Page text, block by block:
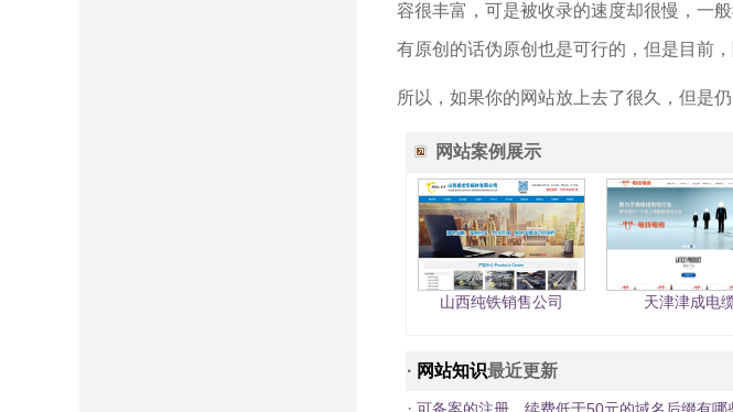
容很丰富，可是被收录的速度却很慢，一
有原创的话伪原创也是可行的，但是目前
所以，如果你的网站放上去了很久，但是
网站案例展示
山西纯铁销售公司 天津津成电
· 网站知识最近更新
·